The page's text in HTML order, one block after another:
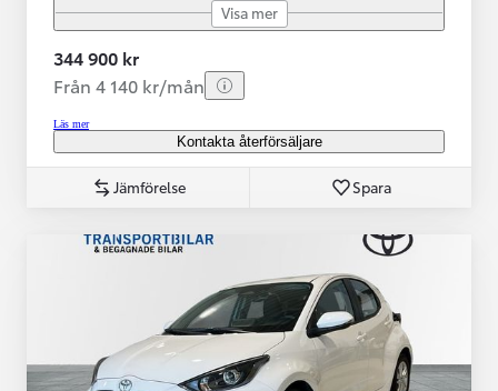
Visa mer
344 900 kr
Från 4 140 kr/mån
Läs mer
Kontakta återförsäljare
Jämförelse Spara